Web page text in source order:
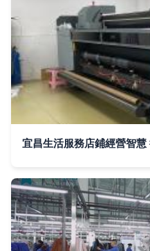
宜昌生活服務店鋪經營智